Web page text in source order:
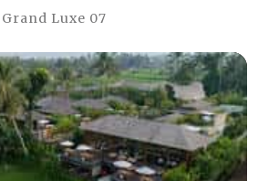
Grand Luxe 07